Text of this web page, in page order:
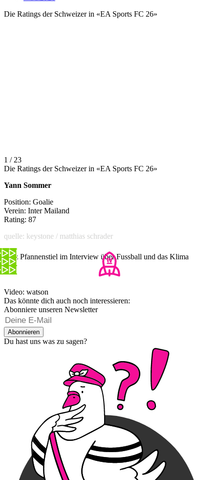
Die Ratings der Schweizer in «EA Sports FC 26»
1 / 23
Die Ratings der Schweizer in «EA Sports FC 26»
Yann Sommer
Position: Goalie
Verein: Inter Mailand
Rating: 87
quelle: keystone / matthias schrader
Lutz Pfannenstiel im Interview über Fussball und das Klima
Video: watson
Das könnte dich auch noch interessieren:
Abonniere unseren Newsletter
Abonnieren
Du hast uns was zu sagen?